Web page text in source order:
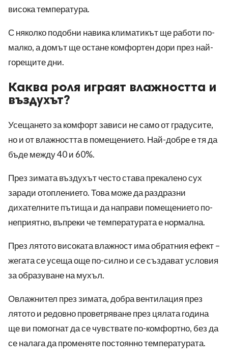
висока температура.
С няколко подобни навика климатикът ще работи по-
малко, а домът ще остане комфортен дори през най-
горещите дни.
Каква роля играят влажността и
въздухът?
Усещането за комфорт зависи не само от градусите,
но и от влажността в помещението. Най-добре е тя да
бъде между 40 и 60%.
През зимата въздухът често става прекалено сух
заради отоплението. Това може да раздразни
дихателните пътища и да направи помещението по-
неприятно, въпреки че температурата е нормална.
През лятото високата влажност има обратния ефект –
жегата се усеща още по-силно и се създават условия
за образуване на мухъл.
Овлажнител през зимата, добра вентилация през
лятото и редовно проветряване през цялата година
ще ви помогнат да се чувствате по-комфортно, без да
се налага да променяте постоянно температурата.